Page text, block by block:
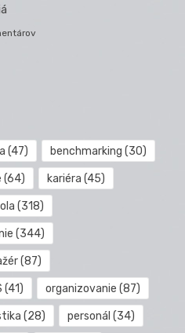
(47) benchmarking (30)
(64) kariéra (45)
(318)
(344)
(87)
(41) organizovanie (87)
(28) personál (34)